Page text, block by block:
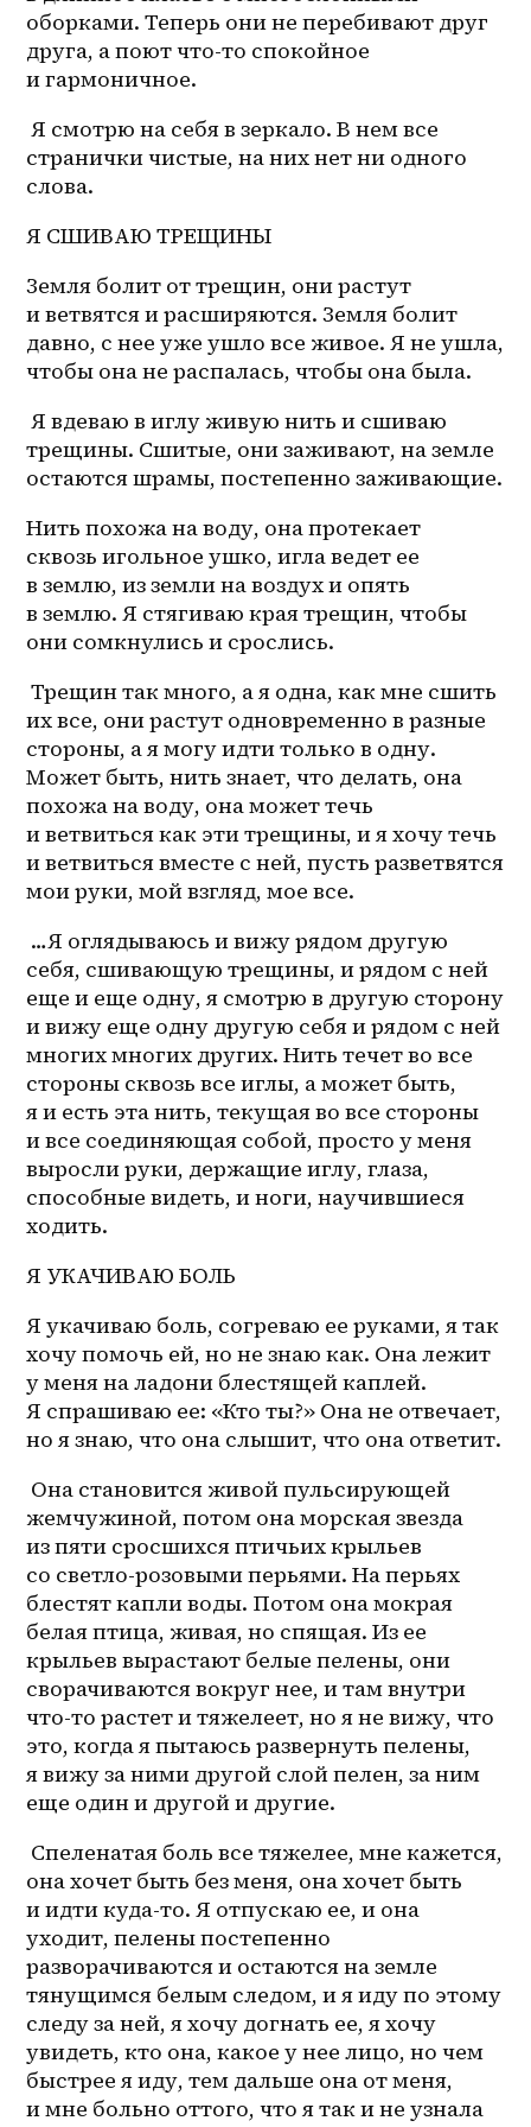
оборками. Теперь они не перебивают друг
друга, а поют что-то спокойное
и гармоничное.
Я смотрю на себя в зеркало. В нем все
странички чистые, на них нет ни одного
слова.
Я СШИВАЮ ТРЕЩИНЫ
Земля болит от трещин, они растут
и ветвятся и расширяются. Земля болит
давно, с нее уже ушло все живое. Я не ушла,
чтобы она не распалась, чтобы она была.
Я вдеваю в иглу живую нить и сшиваю
трещины. Сшитые, они заживают, на земле
остаются шрамы, постепенно заживающие.
Нить похожа на воду, она протекает
сквозь игольное ушко, игла ведет ее
в землю, из земли на воздух и опять
в землю. Я стягиваю края трещин, чтобы
они сомкнулись и срослись.
Трещин так много, а я одна, как мне сшить
их все, они растут одновременно в разные
стороны, а я могу идти только в одну.
Может быть, нить знает, что делать, она
похожа на воду, она может течь
и ветвиться как эти трещины, и я хочу течь
и ветвиться вместе с ней, пусть разветвятся
мои руки, мой взгляд, мое все.
себя, сшивающую трещины, и рядом с ней
еще и еще одну, я смотрю в другую сторону
и вижу еще одну другую себя и рядом с ней
многих многих других. Нить течет во все
стороны сквозь все иглы, а может быть,
я и есть эта нить, текущая во все стороны
и все соединяющая собой, просто у меня
выросли руки, держащие иглу, глаза,
способные видеть, и ноги, научившиеся
ходить.
Я УКАЧИВАЮ БОЛЬ
Я укачиваю боль, согреваю ее руками, я так
хочу помочь ей, но не знаю как. Она лежит
у меня на ладони блестящей каплей.
Я спрашиваю ее: «Кто ты?» Она не отвечает,
но я знаю, что она слышит, что она ответит.
жемчужиной, потом она морская звезда
из пяти сросшихся птичьих крыльев
со светло-розовыми перьями. На перьях
блестят капли воды. Потом она мокрая
белая птица, живая, но спящая. Из ее
крыльев вырастают белые пелены, они
сворачиваются вокруг нее, и там внутри
что-то растет и тяжелеет, но я не вижу, что
это, когда я пытаюсь развернуть пелены,
я вижу за ними другой слой пелен, за ним
еще один и другой и другие.
она хочет быть без меня, она хочет быть
и идти куда-то. Я отпускаю ее, и она
уходит, пелены постепенно
разворачиваются и остаются на земле
тянущимся белым следом, и я иду по этому
следу за ней, я хочу догнать ее, я хочу
увидеть, кто она, какое у нее лицо, но чем
быстрее я иду, тем дальше она от меня,
и мне больно оттого, что я так и не узнала